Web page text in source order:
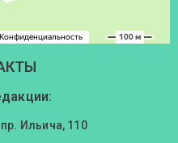
Ильича, 110